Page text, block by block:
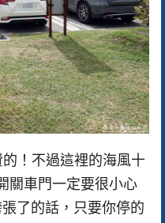
！不過這裡的海風十
關車門一定要很小心
了的話，只要你停的